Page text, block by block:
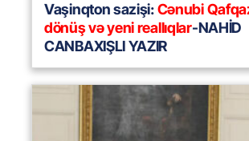
Vaşinqton sazişi:Cənubi
dönüş və yeni reallıqlar-NAHİD
CANBAXIŞLI YAZIR